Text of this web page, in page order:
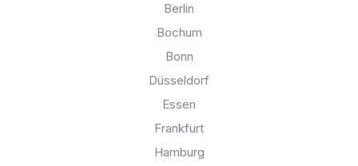
Berlin
Bochum
Bonn
Düsseldorf
Essen
Frankfurt
Hamburg